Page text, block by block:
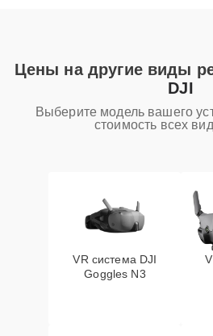
Цены на другие виды
DJI
Выберите модель вашего
стоимость всех
VR система DJI
Goggles N3